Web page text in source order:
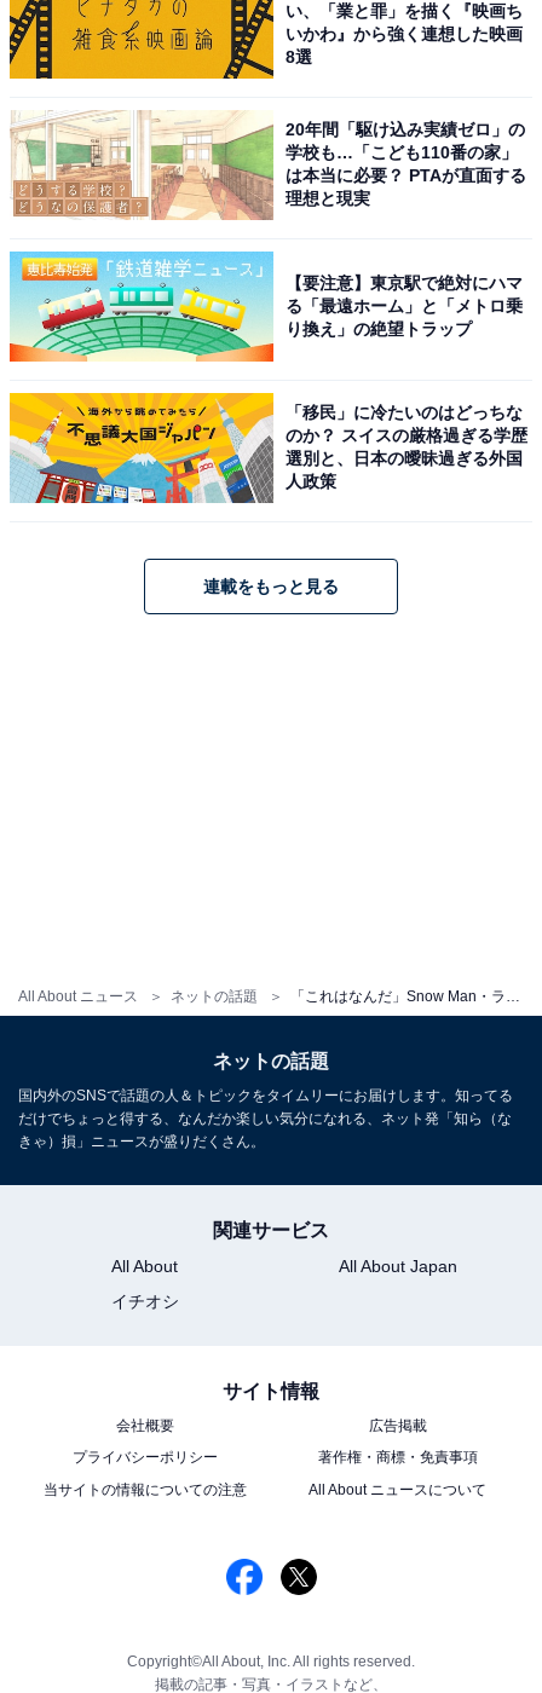
All About ニュース ネットの話題 「これはなんだ」Snow Man・ラウール、斬新すぎる衝撃のモデルショットに反響！ 「もはや現代アート」
い、「業と罪」を描く『映画ち
いかわ』から強く連想した映画
8選
20年間「駆け込み実績ゼロ」の
学校も…「こども110番の家」
は本当に必要？ PTAが直面する
理想と現実
【要注意】東京駅で絶対にハマ
る「最遠ホーム」と「メトロ乗
り換え」の絶望トラップ
「移民」に冷たいのはどっちな
のか？ スイスの厳格過ぎる学歴
選別と、日本の曖昧過ぎる外国
人政策
連載をもっと見る
ネットの話題
国内外のSNSで話題の人＆トピックをタイムリーにお届けします。知ってる
だけでちょっと得する、なんだか楽しい気分になれる、ネット発「知ら（な
きゃ）損」ニュースが盛りだくさん。
関連サービス
All About
All About Japan
イチオシ
サイト情報
会社概要
広告掲載
プライバシーポリシー
著作権・商標・免責事項
当サイトの情報についての注意
All About ニュースについて
Copyright©All About, Inc. All rights reserved.
掲載の記事・写真・イラストなど、